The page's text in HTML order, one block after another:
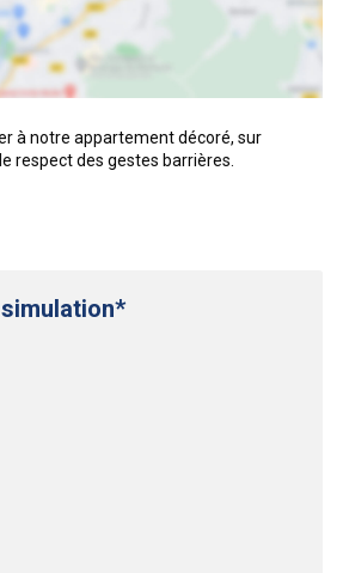
à notre appartement décoré, sur
respect des gestes barrières.